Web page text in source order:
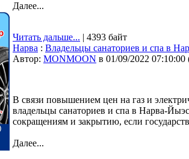
Далее...
Читать дальше... | 4393 байт
Нарва : Владельцы санаториев и спа в
Автор: MONMOON в 01/09/2022 07:10:00
В связи повышением цен на газ и
владельцы санаториев и спа в Нарва-
сокращениям и закрытию, если
Далее...